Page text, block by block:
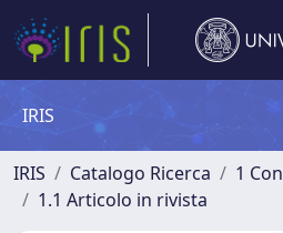
IRIS
IRIS Catalogo Ricerca
1
1.1 Articolo in rivista